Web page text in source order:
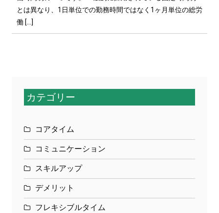
とは異なり、1日単位での勤務時間ではなく1ヶ月単位の総労
働 […]
カテゴリー
コアタイム
コミュニケーション
スキルアップ
デメリット
フレキシブルタイム